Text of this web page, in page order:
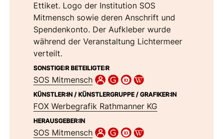
Ettiket. Logo der Institution SOS
Mitmensch sowie deren Anschrift und
Spendenkonto. Der Aufkleber wurde
während der Veranstaltung Lichtermeer
verteilt.
SONSTIGE:R BETEILIGTE:R
SOS Mitmensch
KÜNSTLER:IN / KÜNSTLERGRUPPE / GRAFIKER:IN
FOX Werbegrafik Rathmanner KG
HERAUSGEBER:IN
SOS Mitmensch